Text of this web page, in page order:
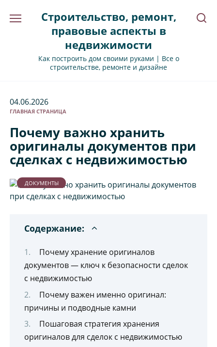
Строительство, ремонт,
правовые аспекты в
недвижимости
Как построить дом своими руками | Все о
строительстве, ремонте и дизайне
04.06.2026
ГЛАВНАЯ СТРАНИЦА
Почему важно хранить
оригиналы документов при
сделках с недвижимостью
ДОКУМЕНТЫ
Содержание:
Почему хранение оригиналов
документов — ключ к безопасности сделок
с недвижимостью
Почему важен именно оригинал:
причины и подводные камни
Пошаговая стратегия хранения
оригиналов для сделок с недвижимостью